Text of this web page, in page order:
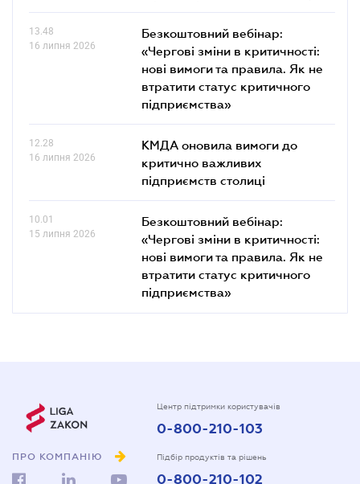
13.48
16 липня 2026
Безкоштовний вебінар:
«Чергові зміни в критичності:
нові вимоги та правила. Як не
втратити статус критичного
підприємства»
12.28
16 липня 2026
КМДА оновила вимоги до
критично важливих
підприємств столиці
10.01
15 липня 2026
Безкоштовний вебінар:
«Чергові зміни в критичності:
нові вимоги та правила. Як не
втратити статус критичного
підприємства»
ПРО КОМПАНІЮ
Центр підтримки користувачів
0-800-210-103
Підбір продуктів та рішень
0-800-210-102